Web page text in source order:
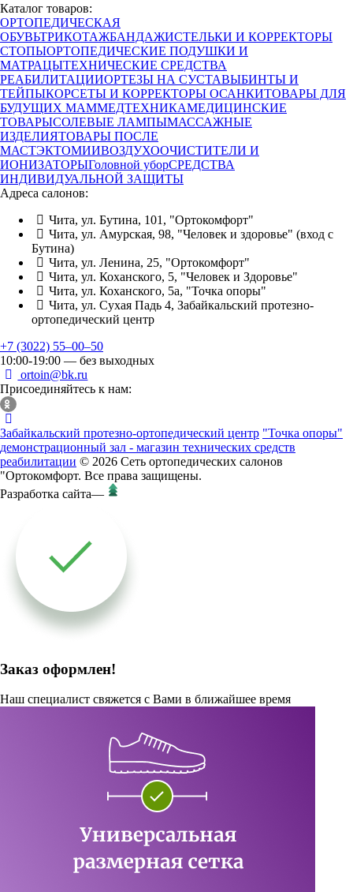
Каталог товаров:
ОРТОПЕДИЧЕСКАЯ
ОБУВЬТРИКОТАЖБАНДАЖИСТЕЛЬКИ И КОРРЕКТОРЫ
СТОПЫОРТОПЕДИЧЕСКИЕ ПОДУШКИ И
МАТРАЦЫТЕХНИЧЕСКИЕ СРЕДСТВА
РЕАБИЛИТАЦИИОРТЕЗЫ НА СУСТАВЫБИНТЫ И
ТЕЙПЫКОРСЕТЫ И КОРРЕКТОРЫ ОСАНКИТОВАРЫ ДЛЯ
БУДУЩИХ МАММЕДТЕХНИКАМЕДИЦИНСКИЕ
ТОВАРЫСОЛЕВЫЕ ЛАМПЫМАССАЖНЫЕ
ИЗДЕЛИЯТОВАРЫ ПОСЛЕ
МАСТЭКТОМИИВОЗДУХООЧИСТИТЕЛИ И
ИОНИЗАТОРЫГоловной уборСРЕДСТВА
ИНДИВИДУАЛЬНОЙ ЗАЩИТЫ
Адреса салонов:
Чита, ул. Бутина, 101, "Ортокомфорт"
Чита, ул. Амурская, 98, "Человек и здоровье" (вход с
Бутина)
Чита, ул. Ленина, 25, "Ортокомфорт"
Чита, ул. Коханского, 5, "Человек и Здоровье"
Чита, ул. Коханского, 5а, "Точка опоры"
Чита, ул. Сухая Падь 4, Забайкальский протезно-
ортопедический центр
+7 (3022) 55‒00‒50
10:00-19:00 — без выходных
ortoin@bk.ru
Присоединяйтесь к нам:
Забайкальский протезно-ортопедический центр "Точка опоры"
демонстрационный зал - магазин технических средств
реабилитации © 2026 Сеть ортопедических салонов
"Ортокомфорт. Все права защищены.
Разработка сайта—
Заказ оформлен!
Наш специалист свяжется с Вами в ближайшее время